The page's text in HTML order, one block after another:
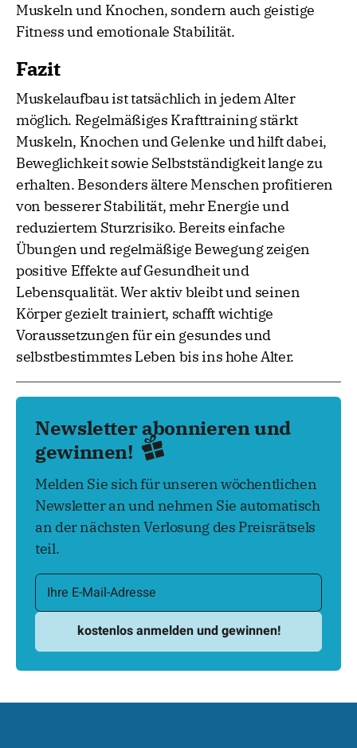
Muskeln und Knochen, sondern auch geistige
Fitness und emotionale Stabilität.
Fazit
Muskelaufbau ist tatsächlich in jedem Alter
möglich. Regelmäßiges Krafttraining stärkt
Muskeln, Knochen und Gelenke und hilft dabei,
Beweglichkeit sowie Selbstständigkeit lange zu
erhalten. Besonders ältere Menschen profitieren
von besserer Stabilität, mehr Energie und
reduziertem Sturzrisiko. Bereits einfache
Übungen und regelmäßige Bewegung zeigen
positive Effekte auf Gesundheit und
Lebensqualität. Wer aktiv bleibt und seinen
Körper gezielt trainiert, schafft wichtige
Voraussetzungen für ein gesundes und
selbstbestimmtes Leben bis ins hohe Alter.
Newsletter abonnieren und
gewinnen!
Melden Sie sich für unseren wöchentlichen
Newsletter an und nehmen Sie automatisch
an der nächsten Verlosung des Preisrätsels
teil.